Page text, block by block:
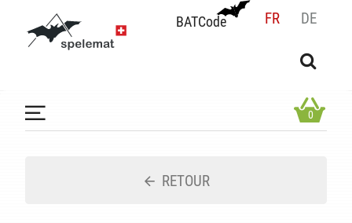
BATCode FR DE
BATCode
OK
0
RETOUR